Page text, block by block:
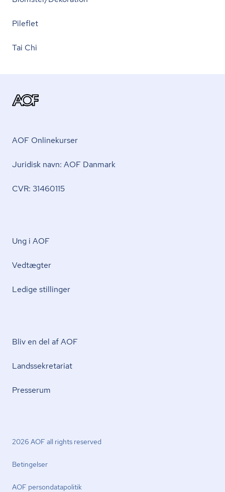
Pileflet
Tai Chi
AOF Onlinekurser
Juridisk navn: AOF Danmark
CVR: 31460115
Ung i AOF
Vedtægter
Ledige stillinger
Bliv en del af AOF
Lands­se­kre­ta­ri­at
Presserum
2026 AOF all rights reserved
Betingelser
AOF per­son­da­ta­po­li­tik